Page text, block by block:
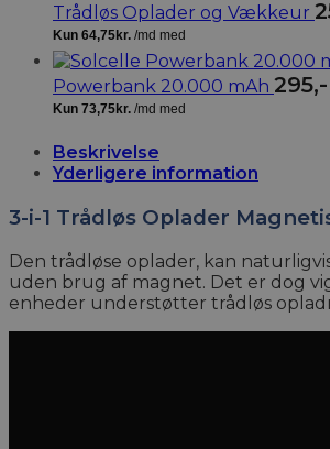
Trådløs Oplader og Vækkeur
Powerbank 20.000 mAh 295,-
Beskrivelse
Yderligere information
3-i-1 Trådløs Oplader
Den trådløse oplader, kan
uden brug af magnet. Det er dog
enheder understøtter trådløs